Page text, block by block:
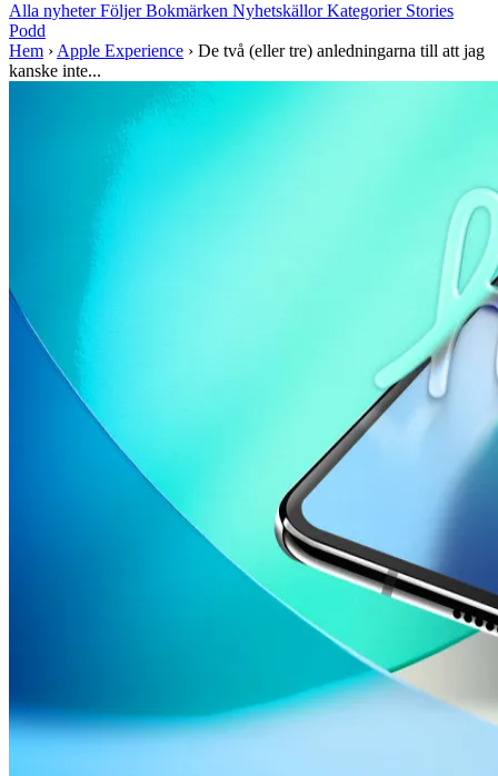
Alla nyheterFöljerBokmärken NyhetskällorKategorier Stories
Podd
Hem › Apple Experience › De två (eller tre) anledningarna till att jag
kanske inte...